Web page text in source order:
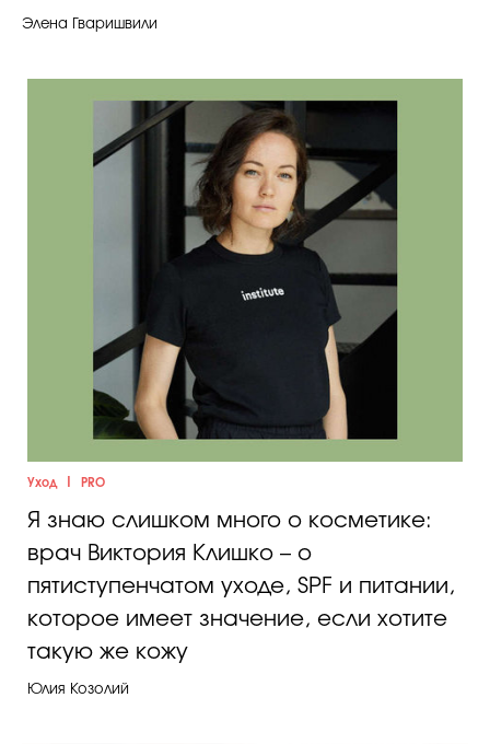
Элена Гваришвили
Уход PRO
Я знаю слишком много о косметике:
врач Виктория Клишко – о
пятиступенчатом уходе, SPF и питании,
которое имеет значение, если хотите
такую же кожу
Юлия Козолий